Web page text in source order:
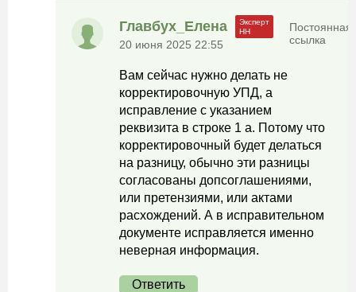
Главбух_Елена
20 июня 2025 22:55
Постоянная
ссылка
Вам сейчас нужно делать не
корректировочную УПД, а
исправление с указанием
реквизита в строке 1 а. Потому что
корректировочный будет делаться
на разницу, обычно эти разницы
согласованы допсоглашениями,
или претензиями, или актами
расхождений. А в исправительном
документе исправляется именно
неверная информация.
Ответить